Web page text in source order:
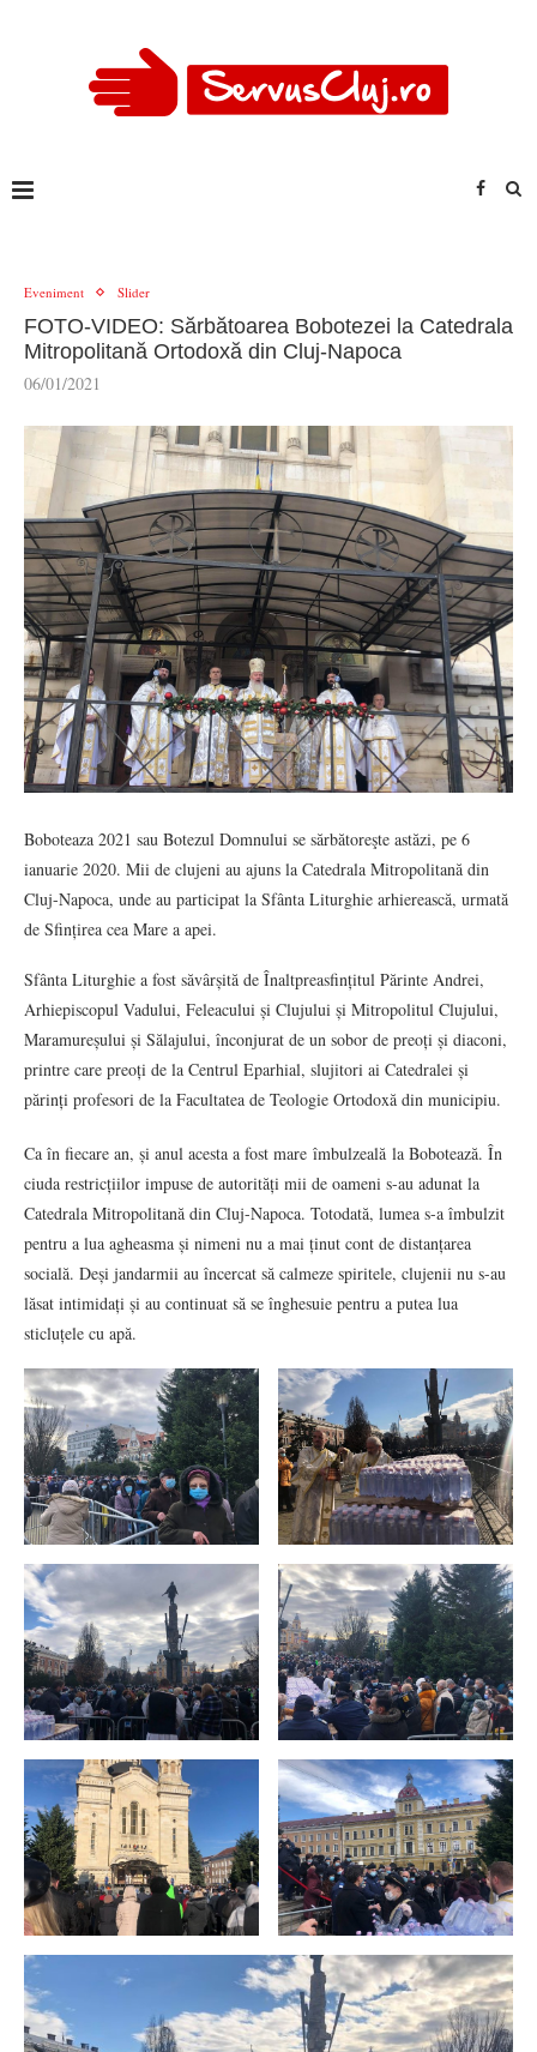
Eveniment Slider
FOTO-VIDEO: Sărbătoarea Bobotezei la Catedrala
Mitropolitană Ortodoxă din Cluj-Napoca
06/01/2021
Boboteaza 2021 sau Botezul Domnului se sărbătoreşte astăzi, pe 6
ianuarie 2020. Mii de clujeni au ajuns la Catedrala Mitropolitană din
Cluj-Napoca, unde au participat la Sfânta Liturghie arhierească, urmată
de Sfințirea cea Mare a apei.
Sfânta Liturghie a fost săvârșită de Înaltpreasfințitul Părinte Andrei,
Arhiepiscopul Vadului, Feleacului și Clujului și Mitropolitul Clujului,
Maramureșului și Sălajului, înconjurat de un sobor de preoți și diaconi,
printre care preoți de la Centrul Eparhial, slujitori ai Catedralei și
părinți profesori de la Facultatea de Teologie Ortodoxă din municipiu.
Ca în fiecare an, și anul acesta a fost mare îmbulzeală la Bobotează. În
ciuda restricțiilor impuse de autorități mii de oameni s-au adunat la
Catedrala Mitropolitană din Cluj-Napoca. Totodată, lumea s-a îmbulzit
pentru a lua agheasma și nimeni nu a mai ținut cont de distanțarea
socială. Deși jandarmii au încercat să calmeze spiritele, clujenii nu s-au
lăsat intimidați și au continuat să se înghesuie pentru a putea lua
sticluțele cu apă.